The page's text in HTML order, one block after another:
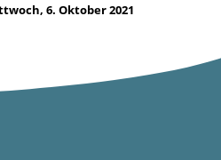
6. Oktober 2021